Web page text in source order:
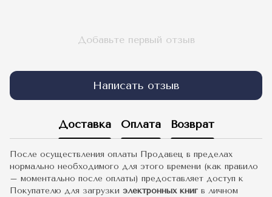
Добавьте первый отзыв
Написать отзыв
Доставка Оплата Возврат
После осуществления оплаты Продавец в пределах
нормально необходимого для этого времени (как правило
– моментально после оплаты) предоставляет доступ к
Покупателю для загрузки электронных книг в личном